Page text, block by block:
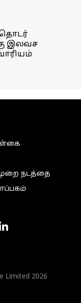
தொடர்
இலவச
நடத்தை
Limited 2026